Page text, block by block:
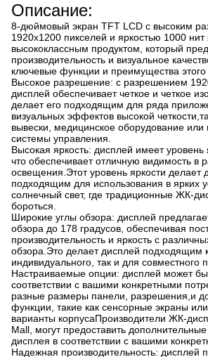
Описание:
8-дюймовый экран TFT LCD с высоким
1920x1200 пикселей и яркостью 1000 нит
высококлассным продуктом, который
производительность и визуальное
ключевые функции и преимущества этого
Высокое разрешение: с разрешением
дисплей обеспечивает четкое и четкое
делает его подходящим для ряда
визуальных эффектов высокой
вывески, медицинское оборудование
системы управления.
Высокая яркость: дисплей имеет уровень
что обеспечивает отличную видимость в
освещения.Этот уровень яркости делает
подходящим для использования в ярких
солнечный свет, где традиционные ЖК-
бороться.
Широкие углы обзора: дисплей
обзора до 178 градусов, обеспечивая
производительность и яркость с
обзора.Это делает дисплей подходящим
индивидуального, так и для совместного
Настраиваемые опции: дисплей может
соответствии с вашими конкретными
разные размеры панели, разрешения,и
функции, такие как сенсорные экраны
варианты корпусаПроизводители ЖК-
Mall, могут предоставить
дисплея в соответствии с вашими
Надежная производительность: дисплей